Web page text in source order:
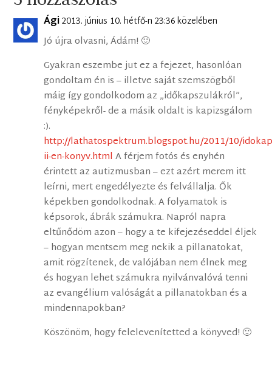
Ági2013. június 10. hétfő-n 23:36 közelében
Jó újra olvasni, Ádám! 🙂
Gyakran eszembe jut ez a fejezet, hasonlóan
gondoltam én is – illetve saját szemszögből
máig így gondolkodom az „időkapszulákról”,
fényképekről- de a másik oldalt is kapizsgálom
:).
http://lathatospektrum.blogspot.hu/2011/10/
ii-en-konyv.html A férjem fotós és enyhén
érintett az autizmusban – ezt azért merem itt
leírni, mert engedélyezte és felvállalja. Ők
képekben gondolkodnak. A folyamatok is
képsorok, ábrák számukra. Napról napra
eltűnődöm azon – hogy a te kifejezéseddel éljek
– hogyan mentsem meg nekik a pillanatokat,
amit rögzítenek, de valójában nem élnek meg
és hogyan lehet számukra nyilvánvalóvá tenni
az evangélium valóságát a pillanatokban és a
mindennapokban?
Köszönöm, hogy felelevenítetted a könyved! 🙂